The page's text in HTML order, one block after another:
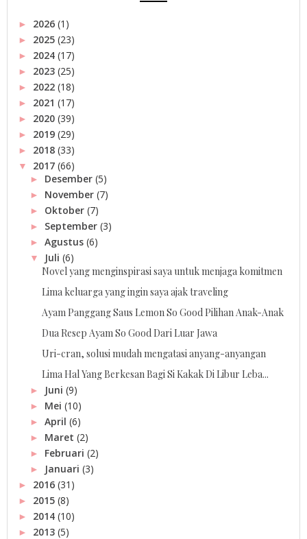
► 2026 (1)
► 2025 (23)
► 2024 (17)
► 2023 (25)
► 2022 (18)
► 2021 (17)
► 2020 (39)
► 2019 (29)
► 2018 (33)
▼ 2017 (66)
► Desember (5)
► November (7)
► Oktober (7)
► September (3)
► Agustus (6)
▼ Juli (6)
Novel yang menginspirasi saya untuk menjaga komitmen
Lima keluarga yang ingin saya ajak traveling
Ayam Panggang Saus Lemon So Good Pilihan Anak-Anak
Dua Resep Ayam So Good Dari Luar Jawa
Uri-cran, solusi mudah mengatasi anyang-anyangan
Lima Hal Yang Berkesan Bagi Si Kakak Di Libur Leba...
► Juni (9)
► Mei (10)
► April (6)
► Maret (2)
► Februari (2)
► Januari (3)
► 2016 (31)
► 2015 (8)
► 2014 (10)
► 2013 (5)